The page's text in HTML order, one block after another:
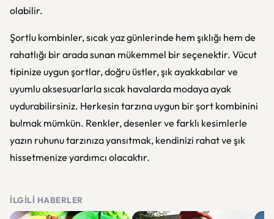
olabilir.
Şortlu kombinler, sıcak yaz günlerinde hem şıklığı hem de
rahatlığı bir arada sunan mükemmel bir seçenektir. Vücut
tipinize uygun şortlar, doğru üstler, şık ayakkabılar ve
uyumlu aksesuarlarla sıcak havalarda modaya ayak
uydurabilirsiniz. Herkesin tarzına uygun bir şort kombinini
bulmak mümkün. Renkler, desenler ve farklı kesimlerle
yazın ruhunu tarzınıza yansıtmak, kendinizi rahat ve şık
hissetmenize yardımcı olacaktır.
İLGILI HABERLER